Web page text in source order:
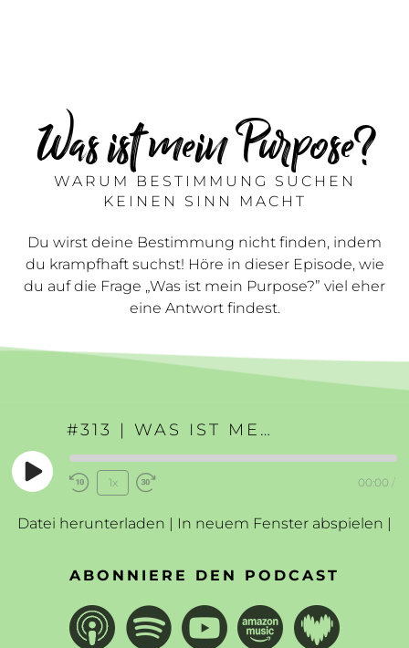
Was ist mein Purpose?
WARUM BESTIMMUNG SUCHEN
KEINEN SINN MACHT
Du wirst deine Bestimmung nicht finden, indem
du krampfhaft suchst! Höre in dieser Episode, wie
du auf die Frage „Was ist mein Purpose?” viel eher
eine Antwort findest.
#313 | WAS IST MEIN PURPOSE?
Play
EpisodeRewind
Seconds
1x
30
00:00 /
Datei herunterladen | In neuem Fenster abspielen |
ABONNIERE DEN PODCAST